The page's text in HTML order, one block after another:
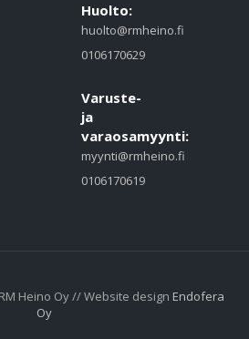
Huolto:
huolto@rmheino.fi
0106170629
Varuste-
ja
varaosamyynti:
myynti@rmheino.fi
0106170619
Heino Oy // Website design Endofera
Oy